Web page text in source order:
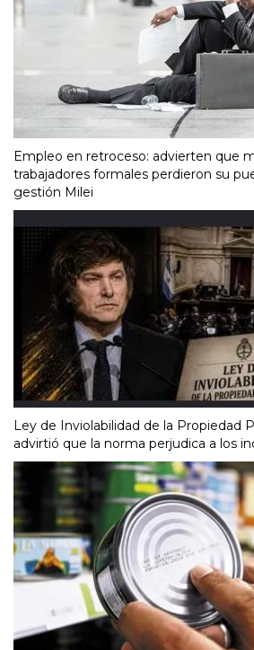
Empleo en retroceso: advierten que
trabajadores formales perdieron su
gestión Milei
Ley de Inviolabilidad de la Propiedad
advirtió que la norma perjudica a los